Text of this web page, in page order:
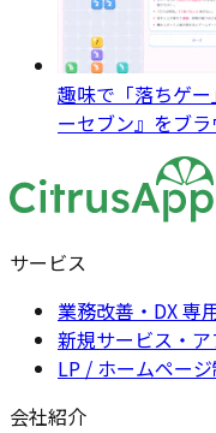
趣味で「落ちゲ
ーセブン』をブ
サービス
業務改善・DX 専
新規サービス・
LP / ホームペー
会社紹介